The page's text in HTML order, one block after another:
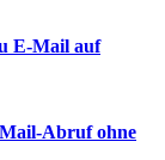
E-Mail auf
Abruf ohne